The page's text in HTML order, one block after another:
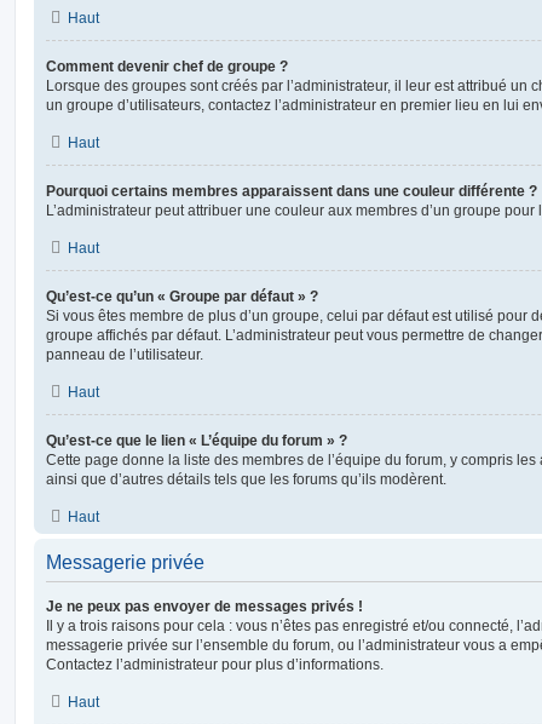
Haut
Comment devenir chef de groupe ?
Lorsque des groupes sont créés par l’administrateur, il leur est attribué un
un groupe d’utilisateurs, contactez l’administrateur en premier lieu en lui
Haut
Pourquoi certains membres apparaissent dans une couleur différente ?
L’administrateur peut attribuer une couleur aux membres d’un groupe
Haut
Qu’est-ce qu’un « Groupe par défaut » ?
Si vous êtes membre de plus d’un groupe, celui par défaut est utilisé pour
groupe affichés par défaut. L’administrateur peut vous permettre de
panneau de l’utilisateur.
Haut
Qu’est-ce que le lien « L’équipe du forum » ?
Cette page donne la liste des membres de l’équipe du forum, y compris
ainsi que d’autres détails tels que les forums qu’ils modèrent.
Haut
Messagerie privée
Je ne peux pas envoyer de messages privés !
Il y a trois raisons pour cela : vous n’êtes pas enregistré et/ou connecté,
messagerie privée sur l’ensemble du forum, ou l’administrateur vous a
Contactez l’administrateur pour plus d’informations.
Haut